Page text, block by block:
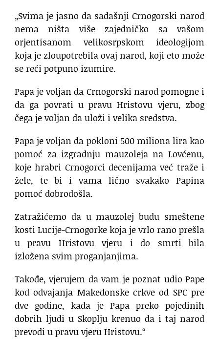
„Svima je jasno da sadašnji Crnogorski narod
nema ništa više zajedničko sa vašom
orjentisanom velikosrpskom ideologijom
koja je zloupotrebila ovaj narod, koji eto može
se reći potpuno izumire.
Papa je voljan da Crnogorski narod pomogne i
da ga povrati u pravu Hristovu vjeru, zbog
čega je voljan da uloži i velika sredstva.
Papa je voljan da pokloni 500 miliona lira kao
pomoć za izgradnju mauzoleja na Lovćenu,
koje hrabri Crnogorci decenijama već traže i
žele, te bi i vama lično svakako Papina
pomoć dobrodošla.
Zatražićemo da u mauzolej budu smeštene
kosti Lucije-Crnogorke koja je vrlo rano prešla
u pravu Hristovu vjeru i do smrti bila
izložena svim proganjanjima.
Takođe, vjerujem da vam je poznat udio Pape
kod odvajanja Makedonske crkve od SPC pre
dve godine, kada je Papa preko pojedinih
dobrih ljudi u Skoplju krenuo da i taj narod
prevodi u pravu vjeru Hristovu.“